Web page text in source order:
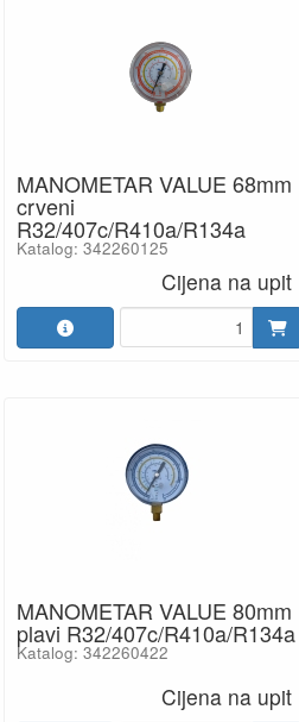
MANOMETAR VALUE 68mm
crveni
R32/407c/R410a/R134a
Katalog: 342260125
Cijena na upit
MANOMETAR VALUE 80mm
plavi R32/407c/R410a/R134a
Katalog: 342260422
Cijena na upit